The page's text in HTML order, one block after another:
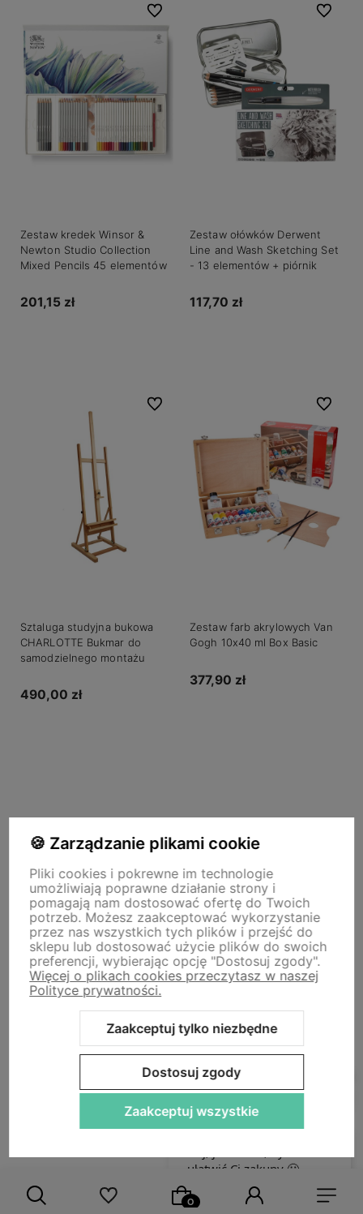
Zestaw kredek Winsor &
Newton Studio Collection
Mixed Pencils 45 elementów
201,15 zł
Do ulubionych
Zestaw ołówków Derwent
Line and Wash Sketching Set
- 13 elementów + piórnik
117,70 zł
Do
Sztaluga studyjna bukowa
CHARLOTTE Bukmar do
samodzielnego montażu
490,00 zł
Do ulubionych
Zestaw farb akrylowych Van
Gogh 10x40 ml Box Basic
377,90 zł
Do
Newsletter
Zapisz się, aby otrzymać powitalny kod zniżkowy -10% na
całe zakupy. Otrzymuj ekskluzywne oferty i informacje o
nowościach.
Zapisz się na nasz newsletter – Wpisz adres e-mail
Pomoc
🍪 Zarządzanie plikami cookie
Pliki cookies i pokrewne im technologie
umożliwiają poprawne działanie strony i
pomagają nam dostosować ofertę do Twoich
potrzeb. Możesz zaakceptować wykorzystanie
przez nas wszystkich tych plików i przejść do
sklepu lub dostosować użycie plików do swoich
preferencji, wybierając opcję "Dostosuj zgody".
Więcej o plikach cookies przeczytasz w naszej
Polityce prywatności.
Zaakceptuj tylko niezbędne
Dostosuj zgody
Zaakceptuj wszystkie